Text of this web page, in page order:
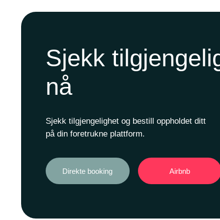
Sjekk
nå
Sjekk tilgjengelighet og bestill oppholdet ditt
på din foretrukne plattform.
Direkte booking Airbnb